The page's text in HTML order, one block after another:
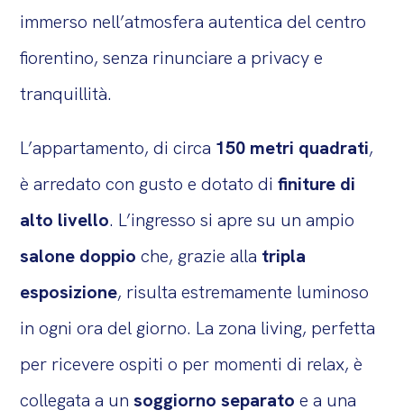
immerso nell’atmosfera autentica del centro
fiorentino, senza rinunciare a privacy e
tranquillità.
L’appartamento, di circa 150 metri quadrati,
è arredato con gusto e dotato difiniture di
alto livello. L’ingresso si apre su un ampio
salone doppio che, grazie alla tripla
esposizione, risulta estremamente luminoso
in ogni ora del giorno. La zona living, perfetta
per ricevere ospiti o per momenti di relax, è
collegata a unsoggiorno separato e a una